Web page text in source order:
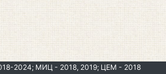
2024; МИЦ - 2018, 2019; ЦЕМ - 2018